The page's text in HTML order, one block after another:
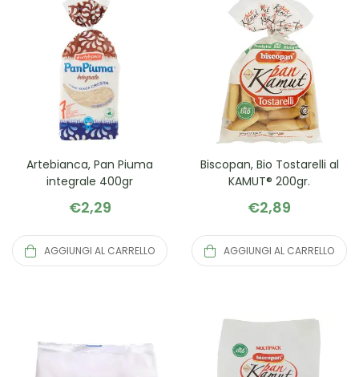
Artebianca, Pan Piuma
integrale 400gr
€2,29
AGGIUNGI AL CARRELLO
Biscopan, Bio Tostarelli al
KAMUT® 200gr.
€2,89
AGGIUNGI AL CARRELLO